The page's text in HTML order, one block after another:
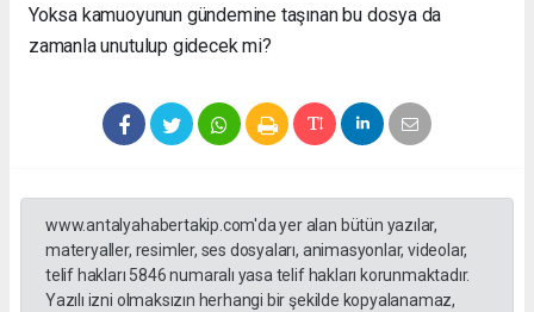
Yoksa kamuoyunun gündemine taşınan bu dosya da
zamanla unutulup gidecek mi?
www.antalyahabertakip.com'da yer alan bütün yazılar,
materyaller, resimler, ses dosyaları, animasyonlar, videolar,
telif hakları 5846 numaralı yasa telif hakları korunmaktadır.
Yazılı izni olmaksızın herhangi bir şekilde kopyalanamaz,